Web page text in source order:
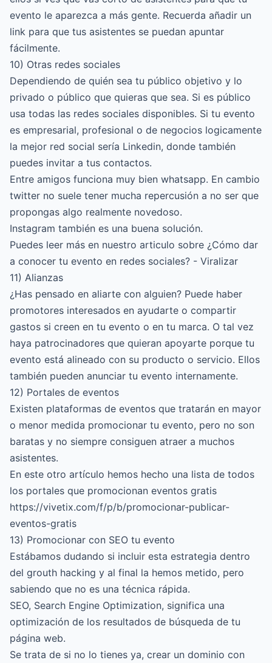
evento le aparezca a más gente. Recuerda añadir un
link para que tus asistentes se puedan apuntar
fácilmente.
10) Otras redes sociales
Dependiendo de quién sea tu público objetivo y lo
privado o público que quieras que sea. Si es público
usa todas las redes sociales disponibles. Si tu evento
es empresarial, profesional o de negocios logicamente
la mejor red social sería Linkedin, donde también
puedes invitar a tus contactos.
Entre amigos funciona muy bien whatsapp. En cambio
twitter no suele tener mucha repercusión a no ser que
propongas algo realmente novedoso.
Instagram también es una buena solución.
Puedes leer más en nuestro articulo sobre ¿Cómo dar
a conocer tu evento en redes sociales? - Viralizar
11) Alianzas
¿Has pensado en aliarte con alguien? Puede haber
promotores interesados en ayudarte o compartir
gastos si creen en tu evento o en tu marca. O tal vez
haya patrocinadores que quieran apoyarte porque tu
evento está alineado con su producto o servicio. Ellos
también pueden anunciar tu evento internamente.
12) Portales de eventos
Existen plataformas de eventos que tratarán en mayor
o menor medida promocionar tu evento, pero no son
baratas y no siempre consiguen atraer a muchos
asistentes.
En este otro artículo hemos hecho una lista de todos
los portales que promocionan eventos gratis
https://vivetix.com/f/p/b/promocionar-publicar-
eventos-gratis
13) Promocionar con SEO tu evento
Estábamos dudando si incluir esta estrategia dentro
del grouth hacking y al final la hemos metido, pero
sabiendo que no es una técnica rápida.
SEO, Search Engine Optimization, significa una
optimización de los resultados de búsqueda de tu
página web.
Se trata de si no lo tienes ya, crear un dominio con